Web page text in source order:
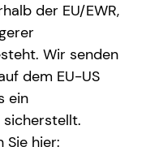
der EU/EWR,
Wir senden
dem EU-US
ein
sicherstellt.
hier: